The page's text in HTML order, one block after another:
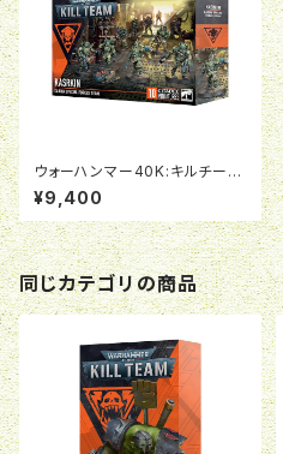
ウォーハンマー40K:キルチーム:
カサーキン
¥9,400
同じカテゴリの商品